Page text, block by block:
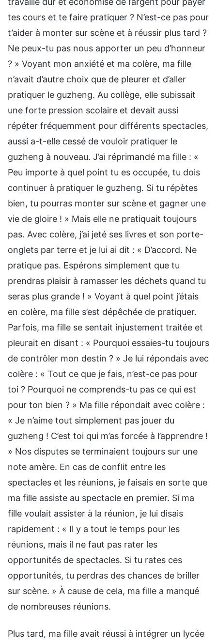
tes cours et te faire pratiquer ? N’est-ce pas pour
t’aider à monter sur scène et à réussir plus tard ?
Ne peux-tu pas nous apporter un peu d’honneur
? » Voyant mon anxiété et ma colère, ma fille
n’avait d’autre choix que de pleurer et d’aller
pratiquer le guzheng. Au collège, elle subissait
une forte pression scolaire et devait aussi
répéter fréquemment pour différents spectacles,
aussi a-t-elle cessé de vouloir pratiquer le
guzheng à nouveau. J’ai réprimandé ma fille : «
Peu importe à quel point tu es occupée, tu dois
continuer à pratiquer le guzheng. Si tu répètes
bien, tu pourras monter sur scène et gagner une
vie de gloire ! » Mais elle ne pratiquait toujours
pas. Avec colère, j’ai jeté ses livres et son porte-
onglets par terre et je lui ai dit : « D’accord. Ne
pratique pas. Espérons simplement que tu
prendras plaisir à ramasser les déchets quand tu
seras plus grande ! » Voyant à quel point j’étais
en colère, ma fille s’est dépêchée de pratiquer.
Parfois, ma fille se sentait injustement traitée et
pleurait en disant : « Pourquoi essaies-tu toujours
de contrôler mon destin ? » Je lui répondais avec
colère : « Tout ce que je fais, n’est-ce pas pour
toi ? Pourquoi ne comprends-tu pas ce qui est
pour ton bien ? » Ma fille répondait avec colère :
« Je n’aime tout simplement pas jouer du
guzheng ! C’est toi qui m’as forcée à l’apprendre !
» Nos disputes se terminaient toujours sur une
note amère. En cas de conflit entre les
spectacles et les réunions, je faisais en sorte que
ma fille assiste au spectacle en premier. Si ma
fille voulait assister à la réunion, je lui disais
rapidement : « Il y a tout le temps pour les
réunions, mais il ne faut pas rater les
opportunités de spectacles. Si tu rates ces
opportunités, tu perdras des chances de briller
sur scène. » À cause de cela, ma fille a manqué
de nombreuses réunions.
Plus tard, ma fille avait réussi à intégrer un lycée